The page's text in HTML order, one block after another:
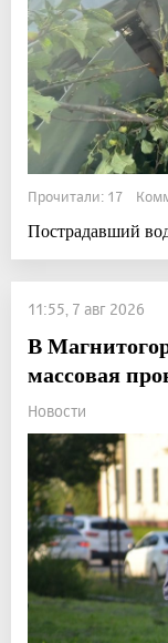
Прочитали: 17
Пострадавший
11:55, 7 авг 2026
В
массовая
Новости